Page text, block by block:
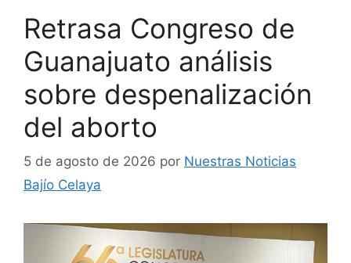
Retrasa Congreso de
Guanajuato análisis
sobre despenalización
del aborto
5 de agosto de 2026 por Nuestras Noticias
Bajío Celaya